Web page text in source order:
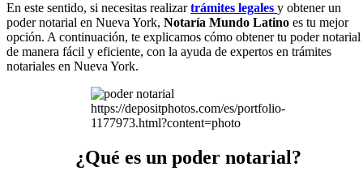
En este sentido, si necesitas realizartrámites legales y obtener un
poder notarial en Nueva York, Notaría Mundo Latino es tu mejor
opción. A continuación, te explicamos cómo obtener tu poder notarial
de manera fácil y eficiente, con la ayuda de expertos en trámites
notariales en Nueva York.
https://depositphotos.com/es/portfolio-
1177973.html?content=photo
¿Qué es un poder notarial?